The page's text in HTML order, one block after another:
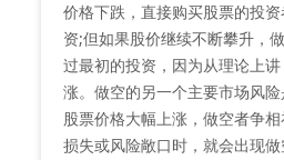
价格下跌，直接购买股票的投
资;但如果股价继续不断攀升，
过最初的投资，因为从理论上
涨。做空的另一个主要市场风
股票价格大幅上涨，做空者争
损失或风险敞口时，就会出现